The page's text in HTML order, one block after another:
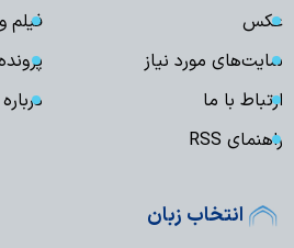
عکس
سایت‌های مورد نیاز
ارتباط با ما
راهنمای RSS
انتخاب زبان